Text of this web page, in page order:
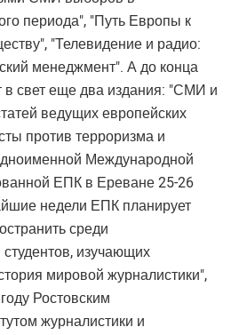
периода", "Путь Европы к
"Телевидение и радио:
менеджмент". А до конца
в свет еще два издания: "СМИ и
ведущих европейских
против терроризма и
Международной
ЕПК в Ереване 25-26
недели ЕПК планирует
среди
изучающих
мировой журналистики",
Ростовским
журналистики и